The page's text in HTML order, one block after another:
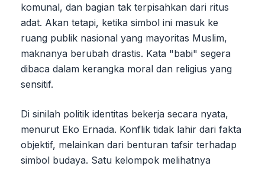
komunal, dan bagian tak terpisahkan dari ritus
adat. Akan tetapi, ketika simbol ini masuk ke
ruang publik nasional yang mayoritas Muslim,
maknanya berubah drastis. Kata "babi" segera
dibaca dalam kerangka moral dan religius yang
sensitif.
Di sinilah politik identitas bekerja secara nyata,
menurut Eko Ernada. Konflik tidak lahir dari fakta
objektif, melainkan dari benturan tafsir terhadap
simbol budaya. Satu kelompok melihatnya